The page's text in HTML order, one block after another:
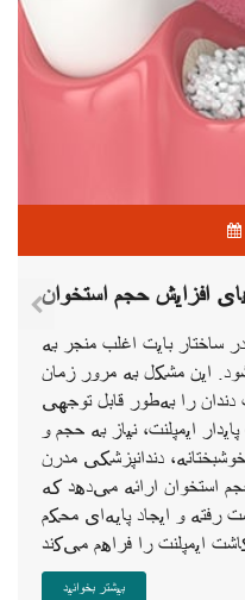
افزایش حجم استخوان
ساختار بایت اغلب منجر به
این مشکل به مرور زمان
را به‌طور قابل توجهی
ایمپلنت، نیاز به حجم و
دندانپزشکی مدرن
استخوان ارائه می‌دهد که
رفته و ایجاد پایه‌ای محکم
بیشتر بخوانید